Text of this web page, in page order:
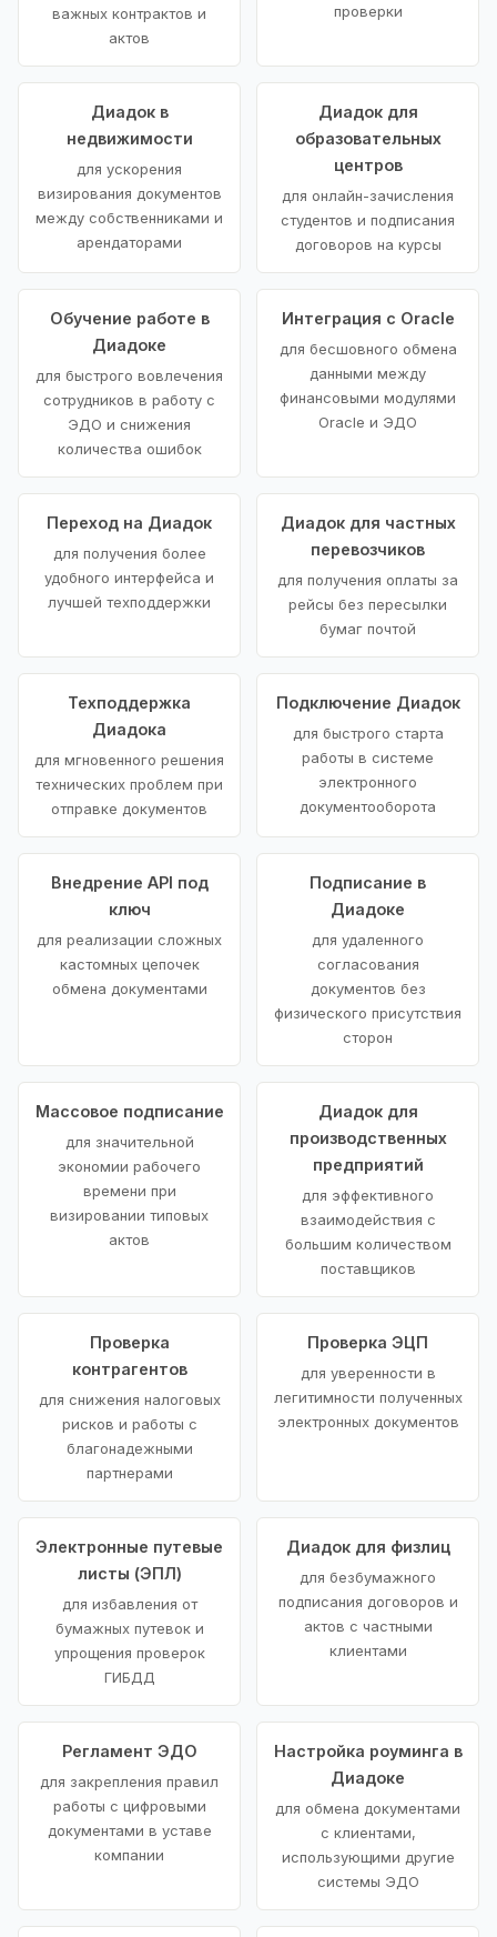
важных контрактов и
актов
проверки
Диадок в
недвижимости
для ускорения
визирования документов
между собственниками и
арендаторами
Диадок для
образовательных
центров
для онлайн-зачисления
студентов и подписания
договоров на курсы
Обучение работе в
Диадоке
для быстрого вовлечения
сотрудников в работу с
ЭДО и снижения
количества ошибок
Интеграция с Oracle
для бесшовного обмена
данными между
финансовыми модулями
Oracle и ЭДО
Переход на Диадок
для получения более
удобного интерфейса и
лучшей техподдержки
Диадок для частных
перевозчиков
для получения оплаты за
рейсы без пересылки
бумаг почтой
Техподдержка
Диадока
для мгновенного решения
технических проблем при
отправке документов
Подключение Диадок
для быстрого старта
работы в системе
электронного
документооборота
Внедрение API под
ключ
для реализации сложных
кастомных цепочек
обмена документами
Подписание в
Диадоке
для удаленного
согласования
документов без
физического присутствия
сторон
Массовое подписание
для значительной
экономии рабочего
времени при
визировании типовых
актов
Диадок для
производственных
предприятий
для эффективного
взаимодействия с
большим количеством
поставщиков
Проверка
контрагентов
для снижения налоговых
рисков и работы с
благонадежными
партнерами
Проверка ЭЦП
для уверенности в
легитимности полученных
электронных документов
Электронные путевые
листы (ЭПЛ)
для избавления от
бумажных путевок и
упрощения проверок
ГИБДД
Диадок для физлиц
для безбумажного
подписания договоров и
актов с частными
клиентами
Регламент ЭДО
для закрепления правил
работы с цифровыми
документами в уставе
компании
Настройка роуминга в
Диадоке
для обмена документами
с клиентами,
использующими другие
системы ЭДО